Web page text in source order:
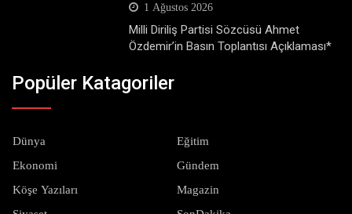
1 Ağustos 2026
Milli Diriliş Partisi Sözcüsü Ahmet
Özdemir’in Basın Toplantısı Açıklaması*
Popüler Katagoriler
Dünya Eğitim
Ekonomi Gündem
Köşe Yazıları Magazin